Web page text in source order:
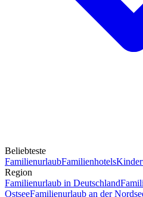
Beliebteste
FamilienurlaubFamilienhotels
Region
Familienurlaub in Deutschland
OstseeFamilienurlaub an der